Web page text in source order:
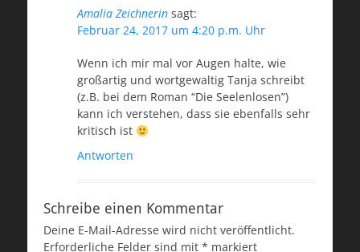
Amalia Zeichnerin sagt:
Februar 24, 2017 um 4:20 p.m. Uhr
Wenn ich mir mal vor Augen halte, wie
großartig und wortgewaltig Tanja schreibt
(z.B. bei dem Roman “Die Seelenlosen”)
kann ich verstehen, dass sie ebenfalls sehr
kritisch ist
Antworten
Schreibe einen Kommentar
Deine E-Mail-Adresse wird nicht veröffentlicht.
Erforderliche Felder sind mit * markiert